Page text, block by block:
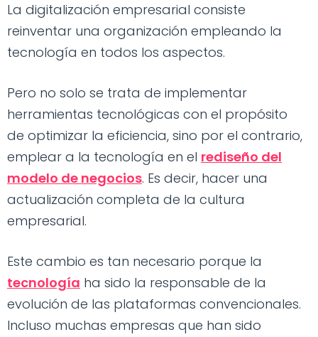
La digitalización empresarial consiste
reinventar una organización empleando la
tecnología en todos los aspectos.
Pero no solo se trata de implementar
herramientas tecnológicas con el propósito
de optimizar la eficiencia, sino por el contrario,
emplear a la tecnología en el rediseño del
modelo de negocios. Es decir, hacer una
actualización completa de la cultura
empresarial.
Este cambio es tan necesario porque la
tecnología ha sido la responsable de la
evolución de las plataformas convencionales.
Incluso muchas empresas que han sido